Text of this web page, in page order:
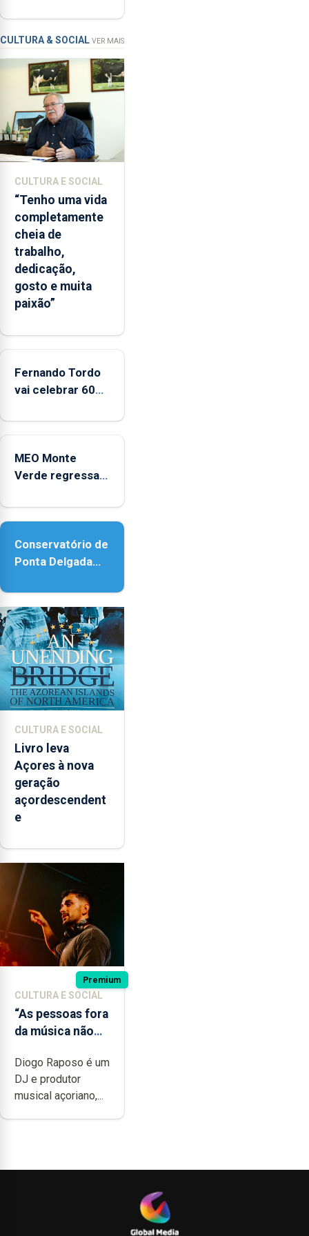
a
apanha
ilegal
lapas
2022
e
2026.
ilha
das
Flores
apresenta
um
“decréscimo
significativo”
da
entre
e
2025
novos
instrumentos
CULTURA & SOCIAL VER MAIS
CULTURA E SOCIAL
“Tenho uma vida
completamente
cheia de
trabalho,
dedicação,
gosto e muita
paixão”
Fernando Tordo
vai celebrar 60
no Coliseu
MEO Monte
Verde regressa
acessibilidade
Conservatório de
Ponta Delgada
novos
instrumentos
CULTURA E SOCIAL
Livro leva
Açores à nova
geração
açordescendent
e
Premium
CULTURA E SOCIAL
“As pessoas fora
da música não
quão difícil é
produzir uma
música”
Diogo Raposo é um
DJ e produtor
musical açoriano,...